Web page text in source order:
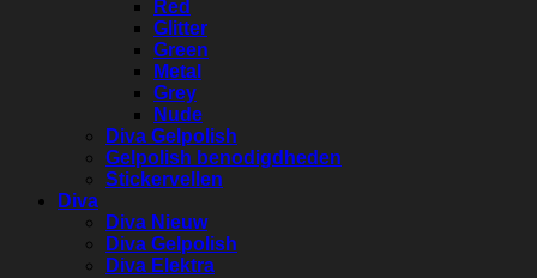
Red
Glitter
Green
Metal
Grey
Nude
Diva Gelpolish
Gelpolish benodigdheden
Stickervellen
Diva
Diva Nieuw
Diva Gelpolish
Diva Elektra